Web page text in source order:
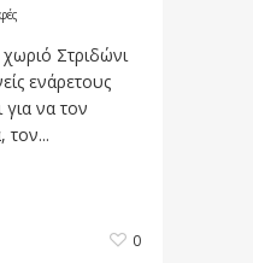
Στριδώνι
ενάρετους
για να τον
0